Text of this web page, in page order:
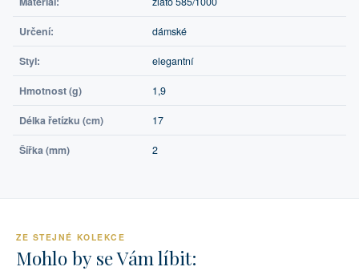
Určení: dámské
Styl: elegantní
Hmotnost (g) 1,9
Délka řetízku (cm) 17
Šířka (mm) 2
ZE STEJNÉ KOLEKCE
Mohlo by se Vám líbit: